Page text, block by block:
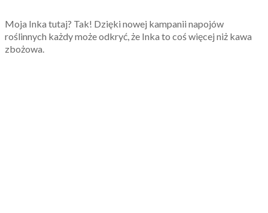
Moja Inka tutaj? Tak! Dzięki nowej kampanii napojów
roślinnych każdy może odkryć, że Inka to coś więcej niż kawa
zbożowa.